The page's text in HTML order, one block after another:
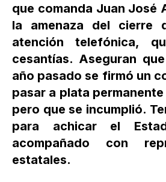
que comanda Juan José
la amenaza del cierre
atención telefónica,
cesantías. Aseguran
año pasado se firmó un
pasar a plata
pero que se incumplió.
para achicar el
acompañado con
estatales.